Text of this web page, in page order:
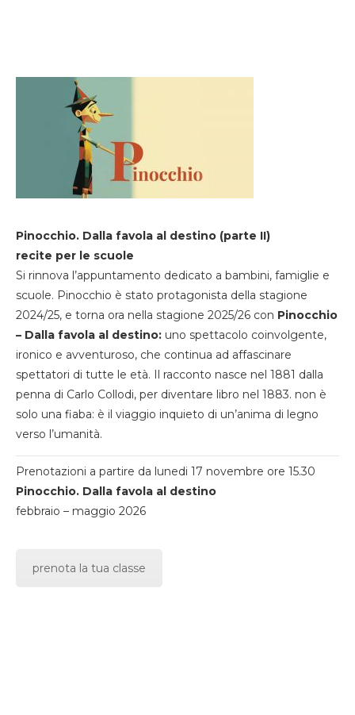
Pinocchio. Dalla favola al destino (parte II)
recite per le scuole
Si rinnova l’appuntamento dedicato a bambini, famiglie e
scuole. Pinocchio è stato protagonista della stagione
2024/25, e torna ora nella stagione 2025/26 con Pinocchio
– Dalla favola al destino: uno spettacolo coinvolgente,
ironico e avventuroso, che continua ad affascinare
spettatori di tutte le età. Il racconto nasce nel 1881 dalla
penna di Carlo Collodi, per diventare libro nel 1883. non è
solo una fiaba: è il viaggio inquieto di un’anima di legno
verso l’umanità.
Prenotazioni a partire da lunedi 17 novembre ore 15.30
Pinocchio. Dalla favola al destino
febbraio – maggio 2026
prenota la tua classe